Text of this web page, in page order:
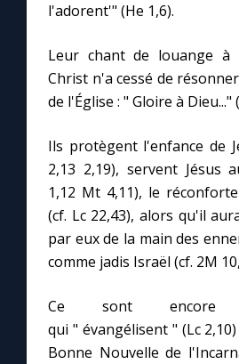
Me consacrer à Jésus par
Mes intentions de prière
Une Minute avec Marie
Une neuvaine
À la une
1000 Raisons de Croire
l'adorent'" (He 1,6).
Leur chant de louange à
Christ n'a cessé de
de l'Église : " Gloire à Dieu..."
Ils protègent l'enfance de
2,13 2,19), servent Jésus
1,12 Mt 4,11), le
(cf. Lc 22,43), alors qu'il
par eux de la main des
comme jadis Israël (cf. 2M
Ce sont encore
qui " évangélisent " (Lc
Bonne Nouvelle de